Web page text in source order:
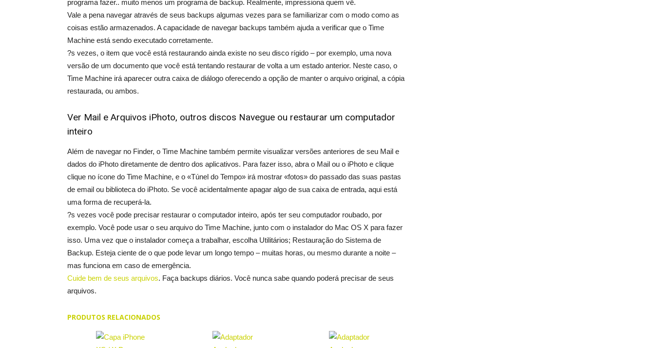
programa fazer.. muito menos um programa de backup. Realmente, impressiona quem vê.
Vale a pena navegar através de seus backups algumas vezes para se familiarizar com o modo como as
coisas estão armazenados. A capacidade de navegar backups também ajuda a verificar que o Time
Machine está sendo executado corretamente.
?s vezes, o item que você está restaurando ainda existe no seu disco rígido – por exemplo, uma nova
versão de um documento que você está tentando restaurar de volta a um estado anterior. Neste caso, o
Time Machine irá aparecer outra caixa de diálogo oferecendo a opção de manter o arquivo original, a cópia
restaurada, ou ambos.
Ver Mail e Arquivos iPhoto, outros discos Navegue ou restaurar um computador
inteiro
Além de navegar no Finder, o Time Machine também permite visualizar versões anteriores de seu Mail e
dados do iPhoto diretamente de dentro dos aplicativos. Para fazer isso, abra o Mail ou o iPhoto e clique
clique no ícone do Time Machine, e o «Túnel do Tempo» irá mostrar «fotos» do passado das suas pastas
de email ou biblioteca do iPhoto. Se você acidentalmente apagar algo de sua caixa de entrada, aqui está
uma forma de recuperá-la.
?s vezes você pode precisar restaurar o computador inteiro, após ter seu computador roubado, por
exemplo. Você pode usar o seu arquivo do Time Machine, junto com o instalador do Mac OS X para fazer
isso. Uma vez que o instalador começa a trabalhar, escolha Utilitários; Restauração do Sistema de
Backup. Esteja ciente de o que pode levar um longo tempo – muitas horas, ou mesmo durante a noite –
mas funciona em caso de emergência.
Cuide bem de seus arquivos. Faça backups diários. Você nunca sabe quando poderá precisar de seus
arquivos.
PRODUTOS RELACIONADOS